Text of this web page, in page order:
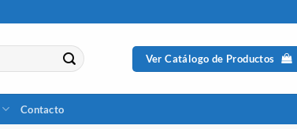
Ver Catálogo de Productos
Contacto